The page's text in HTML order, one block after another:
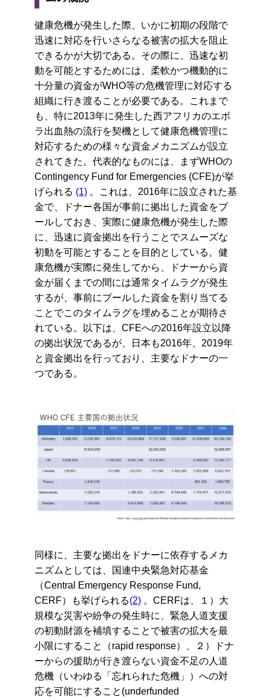
健康危機が発生した際、いかに初期の段階で
迅速に対応を行いさらなる被害の拡大を阻止
できるかが大切である。その際に、迅速な初
動を可能とするためには、柔軟かつ機動的に
十分量の資金がWHO等の危機管理に対応する
組織に行き渡ることが必要である。これまで
も、特に2013年に発生した西アフリカのエボ
ラ出血熱の流行を契機として健康危機管理に
対応するための様々な資金メカニズムが設立
されてきた。代表的なものには、まずWHOの
Contingency Fund for Emergencies (CFE)が挙
げられる (1)。これは、2016年に設立された基
金で、ドナー各国が事前に拠出した資金をプ
ールしておき、実際に健康危機が発生した際
に、迅速に資金拠出を行うことでスムーズな
初動を可能とすることを目的としている。健
康危機が実際に発生してから、ドナーから資
金が届くまでの間には通常タイムラグが発生
するが、事前にプールした資金を割り当てる
ことでこのタイムラグを埋めることが期待さ
れている。以下は、CFEへの2016年設立以降
の拠出状況であるが、日本も2016年、2019年
と資金拠出を行っており、主要なドナーの一
つである。
同様に、主要な拠出をドナーに依存するメカ
ニズムとしては、国連中央緊急対応基金
（Central Emergency Response Fund,
CERF）も挙げられる(2)。CERFは、１）大
規模な災害や紛争の発生時に、緊急人道支援
の初動財源を補填することで被害の拡大を最
小限にすること（rapid response）、２）ドナ
ーからの援助が行き渡らない資金不足の人道
危機（いわゆる「忘れられた危機」）への対
応を可能にすること(underfunded